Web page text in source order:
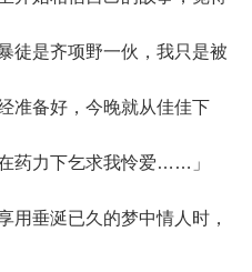
徒是齐项野一伙，我只是被
准备好，今晚就从佳佳下
力下乞求我怜爱……」
垂涎已久的梦中情人时，